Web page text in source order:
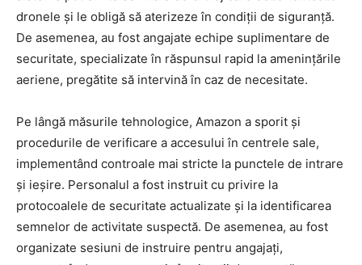
dronele și le obligă să aterizeze în condiții de siguranță.
De asemenea, au fost angajate echipe suplimentare de
securitate, specializate în răspunsul rapid la amenințările
aeriene, pregătite să intervină în caz de necesitate.
Pe lângă măsurile tehnologice, Amazon a sporit și
procedurile de verificare a accesului în centrele sale,
implementând controale mai stricte la punctele de intrare
și ieșire. Personalul a fost instruit cu privire la
protocoalele de securitate actualizate și la identificarea
semnelor de activitate suspectă. De asemenea, au fost
organizate sesiuni de instruire pentru angajați,